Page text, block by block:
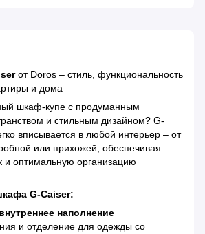
от Doros – стиль, функциональность
и дома
шкаф-купе с продуманным
и стильным дизайном? G-
вписывается в любой интерьер – от
или прихожей, обеспечивая
и оптимальную организацию
G-Caiser:
наполнение
и отделение для одежды со